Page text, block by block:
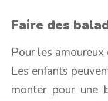
Faire des
Pour les
Les enfants
monter pour une